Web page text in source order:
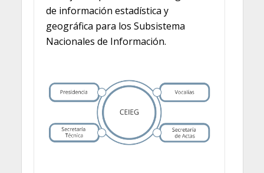
de información estadística y
geográfica para los Subsistema
Nacionales de Información.